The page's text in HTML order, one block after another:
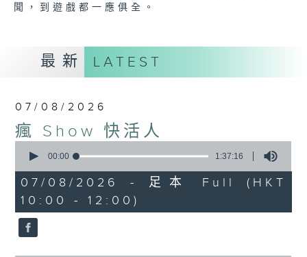
聞，到遊戲都一應俱全。
最新 LATEST
07/08/2026
瘋 Show 快活人
seconds
1
hour,
37
minutes,
16
seconds
00:00 1:37:16
07/08/2026 - 足本 Full (HKT
10:00 - 12:00)